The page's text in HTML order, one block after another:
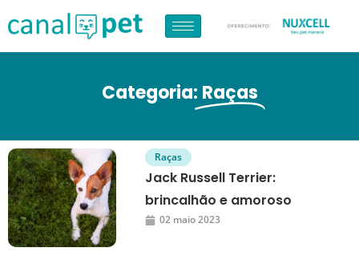
Categoria: Raças
Raças
Jack Russell Terrier:
brincalhão e amoroso
02 maio 2023